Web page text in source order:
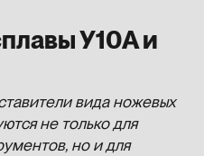
У10А и
вида ножевых
не только для
но и для